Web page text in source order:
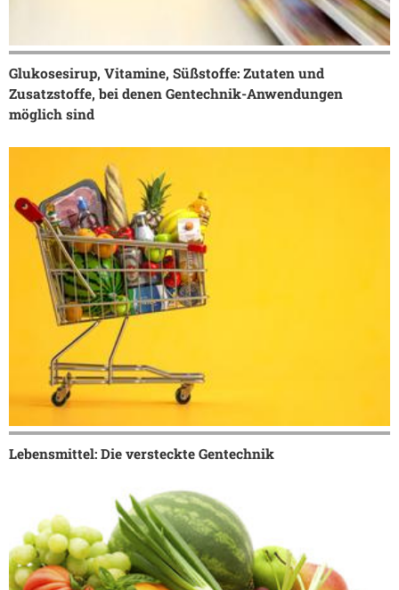
Glukosesirup, Vitamine, Süßstoffe: Zutaten und
Zusatzstoffe, bei denen Gentechnik-Anwendungen
möglich sind
Lebensmittel: Die versteckte Gentechnik